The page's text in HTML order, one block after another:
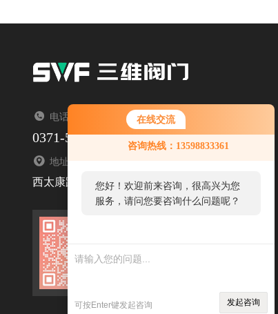
在线交流
咨询热线：13598833361
您好！欢迎前来咨询，很高兴为您
服务，请问您要咨询什么问题呢？
好，
看您
可按Enter键发起咨询 发起咨询
电话：TEL
0371-53788336
地址：ADDRESS
西太康路
扫码关注我们